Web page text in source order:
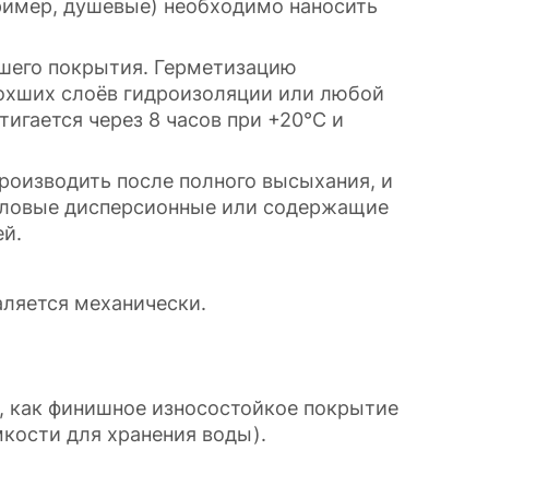
душевые) необходимо наносить
покрытия. Герметизацию
слоёв гидроизоляции или любой
через 8 часов при +20°С и
после полного высыхания, и
дисперсионные или содержащие
механически.
как финишное износостойкое покрытие
для хранения воды).